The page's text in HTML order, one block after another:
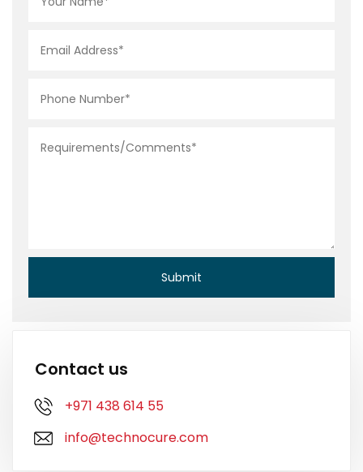
Contact us
+971 438 614 55
info@technocure.com